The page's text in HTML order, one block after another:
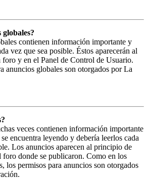
globales?
contienen información importante y
vez que sea posible. Éstos aparecerán al
y en el Panel de Control de Usuario.
anuncios globales son otorgados por La
veces contienen información importante
encuentra leyendo y debería leerlos cada
Los anuncios aparecen al principio de
foro donde se publicaron. Como en los
los permisos para anuncios son otorgados